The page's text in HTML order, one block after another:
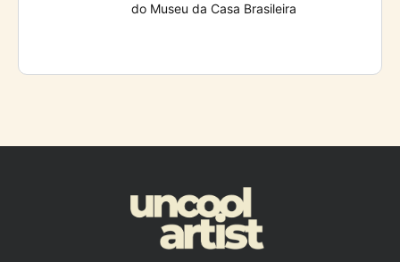
do Museu da Casa Brasileira